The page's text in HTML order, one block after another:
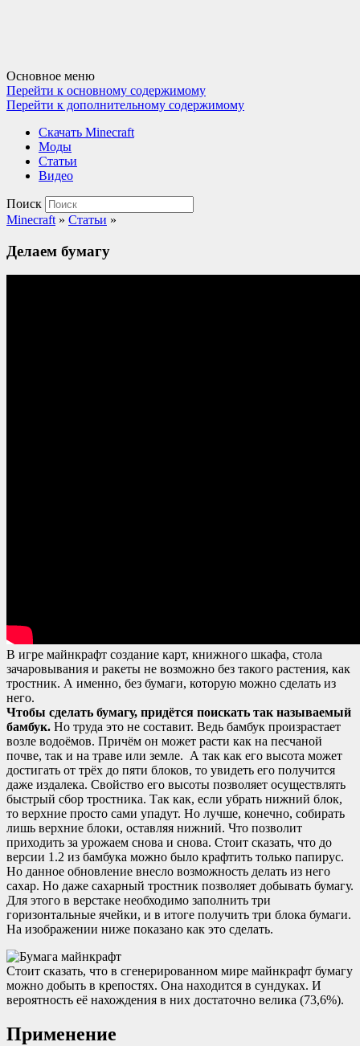
Основное меню
Перейти к основному содержимому
Перейти к дополнительному содержимому
Cкачать Minecraft
Моды
Статьи
Видео
Поиск
Minecraft » Статьи »
Делаем бумагу
В игре майнкрафт создание карт, книжного шкафа, стола
зачаровывания и ракеты не возможно без такого растения, как
тростник. А именно, без бумаги, которую можно сделать из
него.
Чтобы сделать бумагу, придётся поискать так называемый
бамбук. Но труда это не составит. Ведь бамбук произрастает
возле водоёмов. Причём он может расти как на песчаной
почве, так и на траве или земле. А так как его высота может
достигать от трёх до пяти блоков, то увидеть его получится
даже издалека. Свойство его высоты позволяет осуществлять
быстрый сбор тростника. Так как, если убрать нижний блок,
то верхние просто сами упадут. Но лучше, конечно, собирать
лишь верхние блоки, оставляя нижний. Что позволит
приходить за урожаем снова и снова. Стоит сказать, что до
версии 1.2 из бамбука можно было крафтить только папирус.
Но данное обновление внесло возможность делать из него
сахар. Но даже сахарный тростник позволяет добывать бумагу.
Для этого в верстаке необходимо заполнить три
горизонтальные ячейки, и в итоге получить три блока бумаги.
На изображении ниже показано как это сделать.
Стоит сказать, что в сгенерированном мире майнкрафт бумагу
можно добыть в крепостях. Она находится в сундуках. И
вероятность её нахождения в них достаточно велика (73,6%).
Применение